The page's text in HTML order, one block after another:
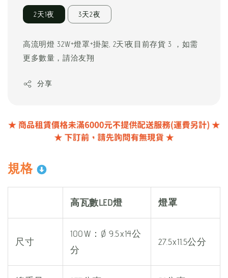
2天1夜 3天2夜
高流明燈 32W+燈罩+掛架, 2天1夜目前存貨 3 ，如需
更多數量，請洽友翔
分享
規格
高瓦數LED燈 燈罩
尺寸
100W：Ø 9.5x14公
分
27.5x11.5公分